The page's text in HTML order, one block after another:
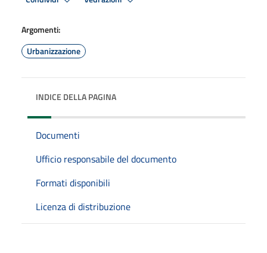
Argomenti:
Urbanizzazione
INDICE DELLA PAGINA
Documenti
Ufficio responsabile del documento
Formati disponibili
Licenza di distribuzione